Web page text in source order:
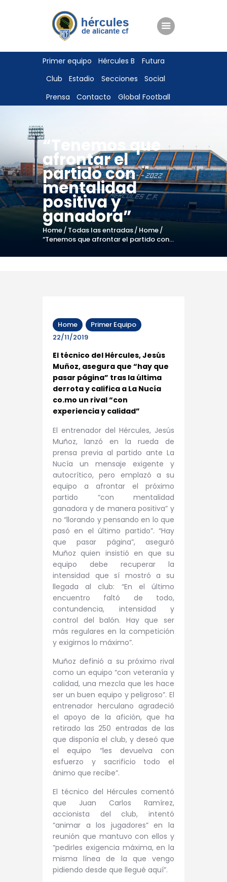
Primer equipo Hércules B
Futura
Club
Estadio Secciones
Social
Prensa
Contacto Global Football
“Tenemos que
afrontar el
partido con
mentalidad
positiva y
ganadora”
Home Todas las entradas
Home
“Tenemos que afrontar el partido con...
ENTRADAS
TIENDA
HÉRCULESCF100
Home
Primer Equipo
22/11/2019
El técnico del Hércules, Jesús
Muñoz, asegura que “hay que
pasar página” tras la última
derrota y califica a La Nucía
co.mo un rival “con
experiencia y calidad”
El entrenador del Hércules, Jesús
Muñoz, lanzó en la rueda de
prensa previa al partido ante La
Nucía un mensaje exigente y
autocrítico, pero emplazó a su
equipo a afrontar el próximo
partido “con mentalidad
ganadora y de manera positiva” y
no “llorando y pensando en lo que
pasó en el último partido”. “Hay
que pasar página”, aseguró
Muñoz quien insistió en que su
equipo debe recuperar la
intensidad que sí mostró a su
llegada al club: “En el último
encuentro faltó de todo,
contundencia, intensidad y
control del balón. Hay que ser
más regulares en la competición
y exigirnos lo máximo”.
Muñoz definió a su próximo rival
como un equipo “con veteranía y
calidad, una mezcla que les hace
ser un buen equipo y peligroso”. El
entrenador herculano agradeció
el apoyo de la afición, que ha
retirado las 250 entradas de las
que disponía el club, y deseó que
el equipo “les devuelva con
esfuerzo y sacrificio todo el
ánimo que recibe”.
El técnico del Hércules comentó
que Juan Carlos Ramírez,
accionista del club, intentó
“animar a los jugadores” en la
reunión que mantuvo con ellos y
“pedirles exigencia máxima, en la
misma línea de la que vengo
pidiendo desde que llegué aquí”.